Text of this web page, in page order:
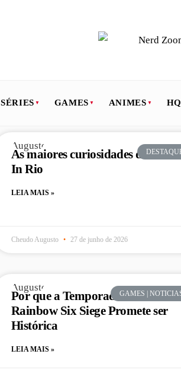
SÉRIES GAMES ANIMES
As maiores curiosidades do Rock
In Rio
LEIA MAIS »
Cheudo Augusto 27 de junho de 2026
GAMES |
Por que a Temporada 2026 de
Rainbow Six Siege Promete ser
Histórica
LEIA MAIS »